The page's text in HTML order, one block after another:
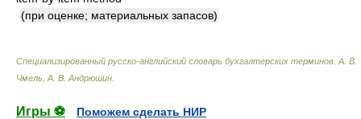
(при оценке; материальных запасов)
Специализированный русско-английский словарь бухгалтерских терминов А. В.
Чмель, А. В. Андрюшин
Игры ⚽
Поможем сделать НИР